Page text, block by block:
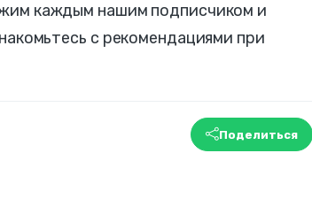
каждым нашим подписчиком и
с рекомендациями при
Поделиться